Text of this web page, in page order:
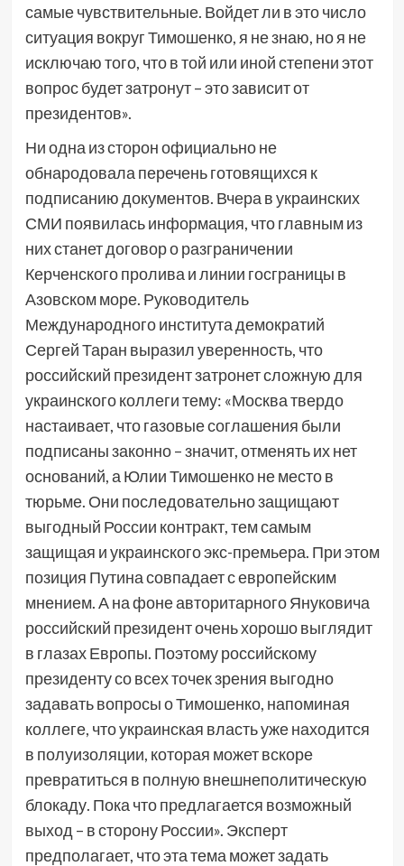
самые чувствительные. Войдет ли в это число
ситуация вокруг Тимошенко, я не знаю, но я не
исключаю того, что в той или иной степени этот
вопрос будет затронут – это зависит от
президентов».
Ни одна из сторон официально не
обнародовала перечень готовящихся к
подписанию документов. Вчера в украинских
СМИ появилась информация, что главным из
них станет договор о разграничении
Керченского пролива и линии госграницы в
Азовском море. Руководитель
Международного института демократий
Сергей Таран выразил уверенность, что
российский президент затронет сложную для
украинского коллеги тему: «Москва твердо
настаивает, что газовые соглашения были
подписаны законно – значит, отменять их нет
оснований, а Юлии Тимошенко не место в
тюрьме. Они последовательно защищают
выгодный России контракт, тем самым
защищая и украинского экс-премьера. При этом
позиция Путина совпадает с европейским
мнением. А на фоне авторитарного Януковича
российский президент очень хорошо выглядит
в глазах Европы. Поэтому российскому
президенту со всех точек зрения выгодно
задавать вопросы о Тимошенко, напоминая
коллеге, что украинская власть уже находится
в полуизоляции, которая может вскоре
превратиться в полную внешнеполитическую
блокаду. Пока что предлагается возможный
выход – в сторону России». Эксперт
предполагает, что эта тема может задать